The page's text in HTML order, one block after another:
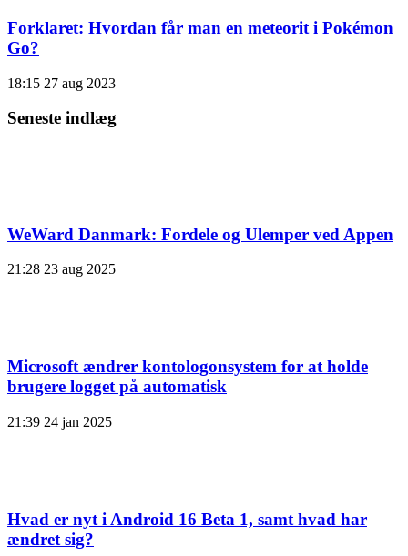
Forklaret: Hvordan får man en meteorit i Pokémon
Go?
18:15 27 aug 2023
Seneste indlæg
WeWard Danmark: Fordele og Ulemper ved Appen
21:28 23 aug 2025
Microsoft ændrer kontologonsystem for at holde
brugere logget på automatisk
21:39 24 jan 2025
Hvad er nyt i Android 16 Beta 1, samt hvad har
ændret sig?